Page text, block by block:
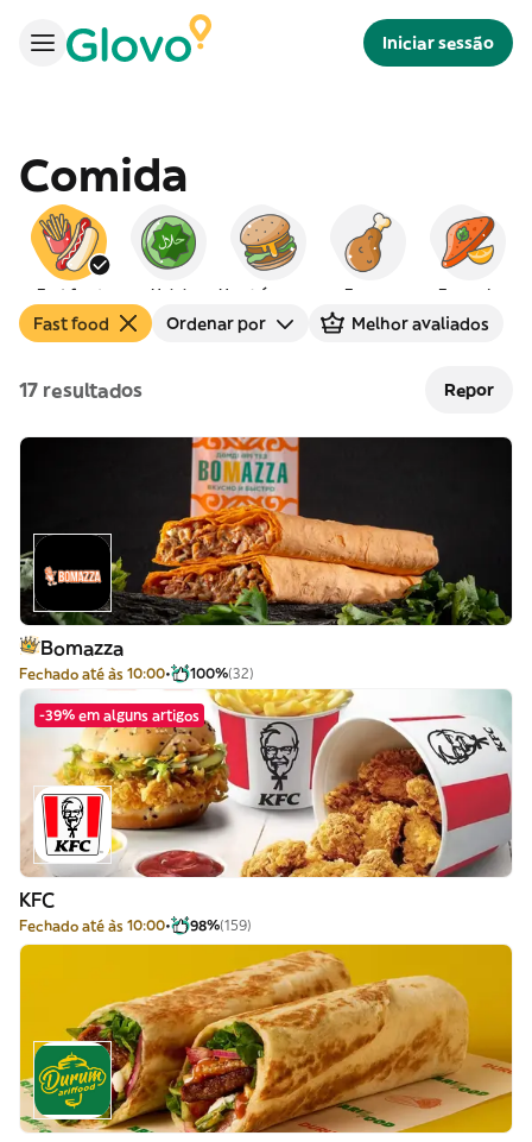
Iniciar sessão
Comida
Fast food Halal Frango Europeia
Fast food Ordenar por Melhor avaliados
17 resultados Repor
Bomazza
Fechado até às 10:00 100%(32)
-39% em alguns artigos
KFC
Fechado até às 10:00 98%(159)